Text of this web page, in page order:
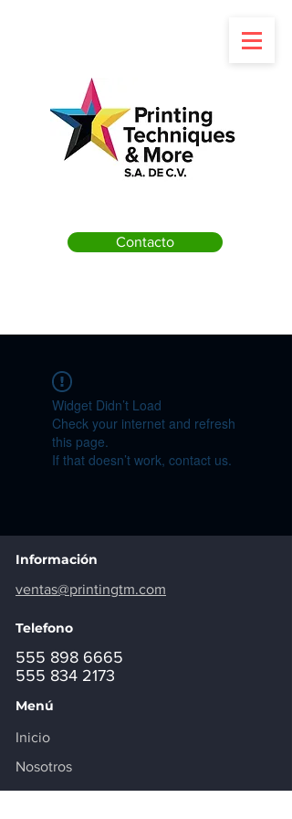
Contacto
Widget Didn’t Load
Check your internet and refresh
this page.
If that doesn’t work, contact us.
Información
ventas@printingtm.com
Telefono
555 898 6665
555 834 2173
Menú
Inicio
Nosotros
Contacto